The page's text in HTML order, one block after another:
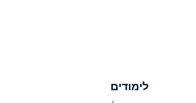
לימודים